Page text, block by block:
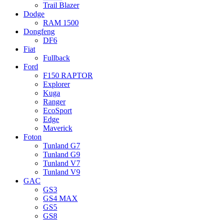
Trail Blazer
Dodge
RAM 1500
Dongfeng
DF6
Fiat
Fullback
Ford
F150 RAPTOR
Explorer
Kuga
Ranger
EcoSport
Edge
Maverick
Foton
Tunland G7
Tunland G9
Tunland V7
Tunland V9
GAC
GS3
GS4 MAX
GS5
GS8